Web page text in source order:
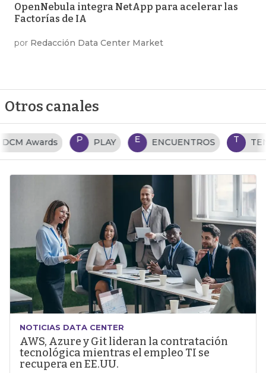
OpenNebula integra NetApp para acelerar las
Factorías de IA
por Redacción Data Center Market
Otros canales
P PLAY E ENCUENTROS T TENDENCIAS TI
NOTICIAS DATA CENTER
AWS, Azure y Git lideran la contratación
tecnológica mientras el empleo TI se
recupera en EE.UU.